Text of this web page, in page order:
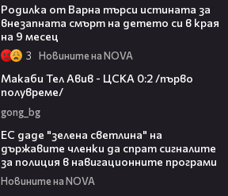
Родилка от Варна търси истината за
внезапната смърт на детето си в края
на 9 месец
3 Новините на NOVA
Макаби Тел Авив - ЦСКА 0:2 /първо
полувреме/
gong_bg
ЕС даде "зелена светлина" на
държавите членки да спрат сигналите
за полиция в навигационните програми
Новините на NOVA